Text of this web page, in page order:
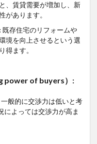
、賃貸需要が増加し、新
があります。
: 既存住宅のリフォームや
境を向上させるという選
得ます。
power of buyers） :
般的に交渉力は低いと考
によっては交渉力が高ま